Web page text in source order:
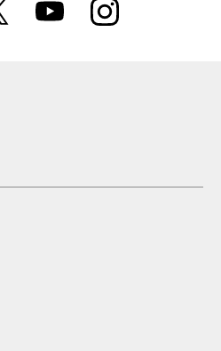
YouTube Instagra
m